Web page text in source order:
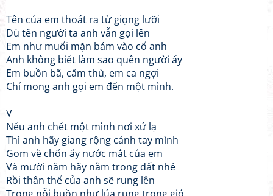
Tên của em thoát ra từ giọng lưỡi
Dù tên người ta anh vẫn gọi lên
Em như muối mặn bám vào cổ anh
Anh không biết làm sao quên người ấy
Em buồn bã, căm thù, em ca ngợi
Chỉ mong anh gọi em đến một mình.
V
Nếu anh chết một mình nơi xứ lạ
Thì anh hãy giang rộng cánh tay mình
Gom về chốn ấy nước mắt của em
Và mười năm hãy nằm trong đất nhé
Rồi thân thể của anh sẽ rung lên